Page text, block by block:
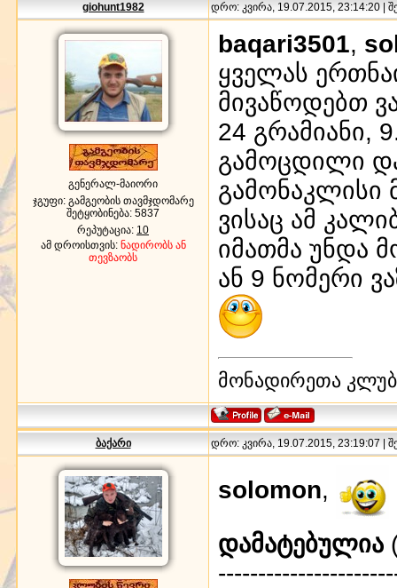
giohunt1982 დრო: კვირა, 19.07.2015, 23:14:20 |
გენერალ-მაიორი
ჯგუფი: გამგეობის თავმჯდომარე
შეტყობინება: 5837
რეპუტაცია: 10
ამ დროისთვის: ნადირობს ან
თევზაობს
baqari3501,
ყველას
მივაწოდებთ
24 გრამიანი,
გამოცდილი
გამონაკლისი
ვისაც ამ
იმათმა უნდა
ან 9 ნომერი
მონადირეთა
ბაქარი დრო: კვირა, 19.07.2015, 23:19:07 |
solomon,
დამატებულია